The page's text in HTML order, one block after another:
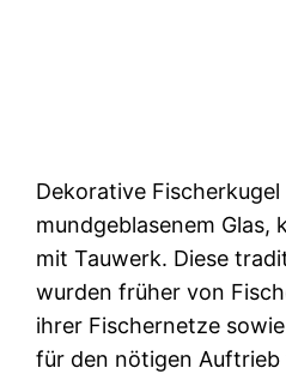
Dekorative Fischerkugel
mundgeblasenem Glas,
mit Tauwerk. Diese
wurden früher von
ihrer Fischernetze
für den nötigen Auftrieb